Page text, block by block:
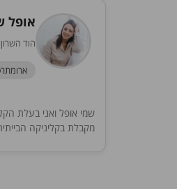
אופל
הוד השרון
שמי אופל ואני בעלת
מקבלת בקליניקה